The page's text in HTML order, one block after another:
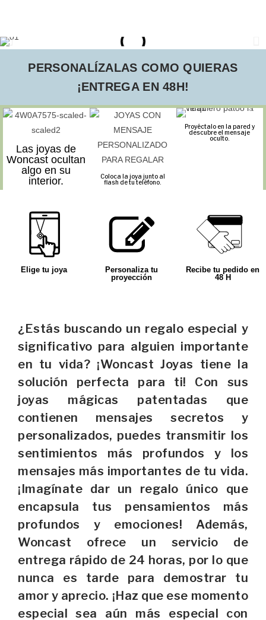
PERSONALÍZALAS COMO QUIERAS
¡ENTREGA EN 48H!
Las joyas de
Woncast ocultan
algo en su
interior.
Coloca la joya junto al
flash de tu teléfono.
Proyéctalo en la pared y
descubre el mensaje
oculto.
Elige tu joya
Personaliza tu
proyección
Recibe tu pedido en
48 H
¿Estás buscando un regalo especial y
significativo para alguien importante
en tu vida? ¡Woncast Joyas tiene la
solución perfecta para ti! Con sus
joyas mágicas patentadas que
contienen mensajes secretos y
personalizados, puedes transmitir los
sentimientos más profundos y los
mensajes más importantes de tu vida.
¡Imagínate dar un regalo único que
encapsula tus pensamientos más
profundos y emociones! Además,
Woncast ofrece un servicio de
entrega rápido de 24 horas, por lo que
nunca es tarde para demostrar tu
amor y aprecio. ¡Haz que ese momento
especial sea aún más especial con